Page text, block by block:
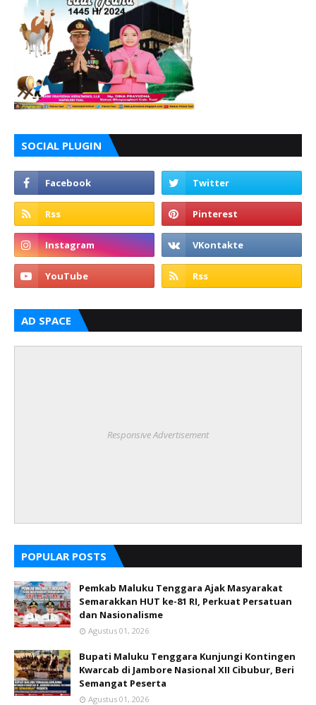
SOCIAL PLUGIN
AD SPACE
Responsive Advertisement
POPULAR POSTS
Pemkab Maluku Tenggara Ajak Masyarakat
Semarakkan HUT ke-81 RI, Perkuat Persatuan
dan Nasionalisme
Agustus 01, 2026
Bupati Maluku Tenggara Kunjungi Kontingen
Kwarcab di Jambore Nasional XII Cibubur, Beri
Semangat Peserta
Agustus 01, 2026